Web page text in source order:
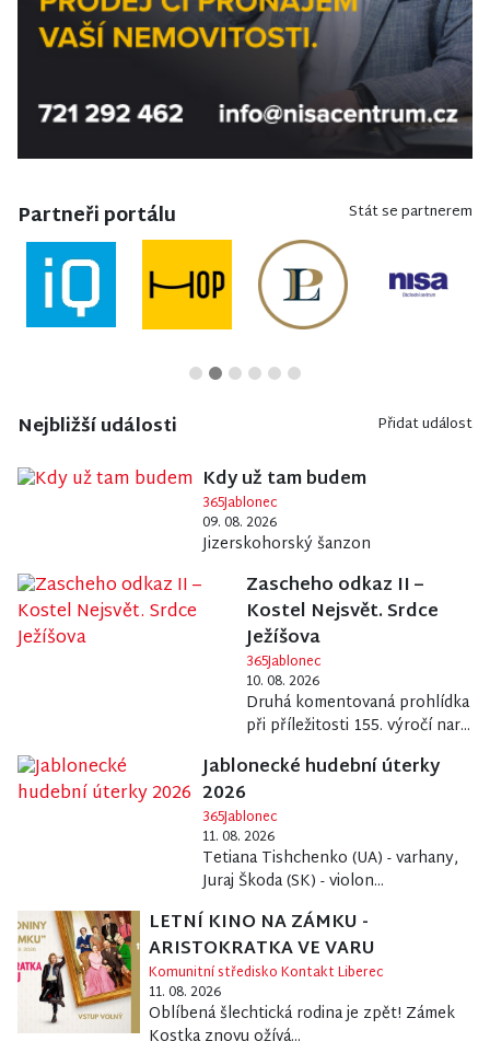
Partneři portálu Stát se partnerem
Nejbližší události Přidat událost
Kdy už tam budem
365Jablonec
09. 08. 2026
Jizerskohorský šanzon
Zascheho odkaz II –
Kostel Nejsvět. Srdce
Ježíšova
365Jablonec
10. 08. 2026
Druhá komentovaná prohlídka
při příležitosti 155. výročí nar...
Jablonecké hudební úterky
2026
365Jablonec
11. 08. 2026
Tetiana Tishchenko (UA) - varhany,
Juraj Škoda (SK) - violon...
LETNÍ KINO NA ZÁMKU -
ARISTOKRATKA VE VARU
Komunitní středisko Kontakt Liberec
11. 08. 2026
Oblíbená šlechtická rodina je zpět! Zámek
Kostka znovu ožívá...